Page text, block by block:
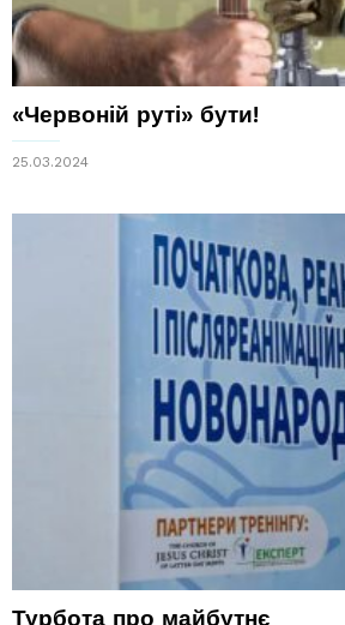
«Червоній руті» бути!
25.03.2024
Турбота про майбутнє